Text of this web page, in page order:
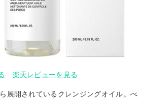
楽天レビューを見る
展開されているクレンジングオイル。べ